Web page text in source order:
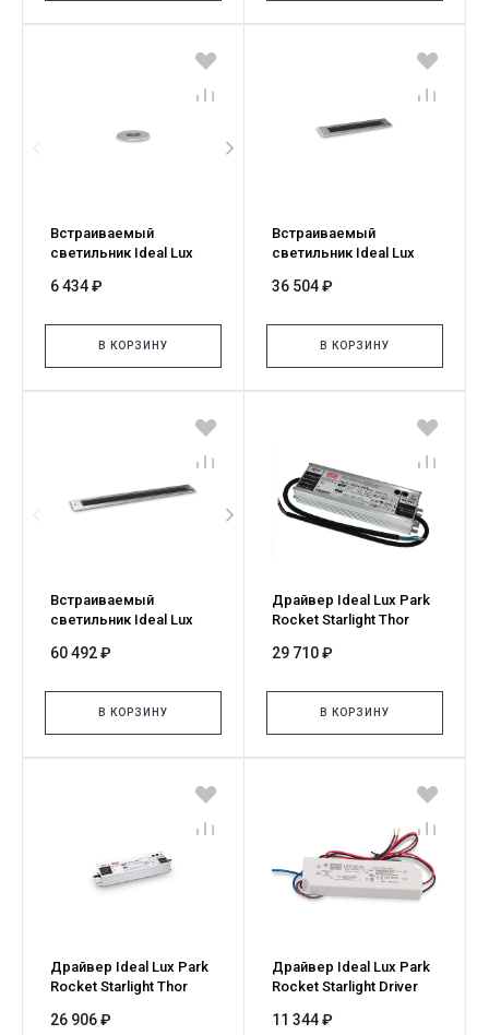
Встраиваемый
светильник Ideal Lux
325132
6 434 ₽
В КОРЗИНУ
Встраиваемый
светильник Ideal Lux
Acciaio 351278
36 504 ₽
В КОРЗИНУ
Встраиваемый
светильник Ideal Lux
Acciaio 351285
60 492 ₽
В КОРЗИНУ
Драйвер Ideal Lux Park
Rocket Starlight Thor
226217
29 710 ₽
В КОРЗИНУ
Драйвер Ideal Lux Park
Rocket Starlight Thor
226200
26 906 ₽
Драйвер Ideal Lux Park
Rocket Starlight Driver
226194
11 344 ₽